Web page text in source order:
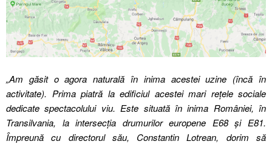
„Am găsit o agora naturală în inima acestei uzine (încă în
activitate). Prima piatră la edificiul acestei mari rețele sociale
dedicate spectacolului viu. Este situată în inima României, în
Transilvania, la intersecția drumurilor europene E68 și E81.
Împreună cu directorul său, Constantin Lotrean, dorim să